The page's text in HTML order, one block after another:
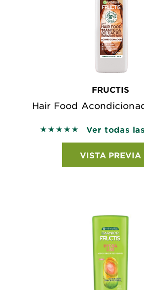
FRUCTIS
Hair Food
5 out of 5 stars based on
Ver todas
VISTA PREVIA